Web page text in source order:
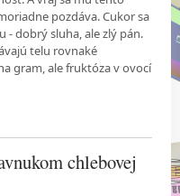
pozdáva. Cukor sa
- dobrý sluha, ale zlý pán.
telu rovnaké
gram, ale fruktóza v ovocí
chlebovej